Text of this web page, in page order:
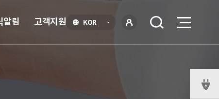
KOR언
그인
알림 고객지원